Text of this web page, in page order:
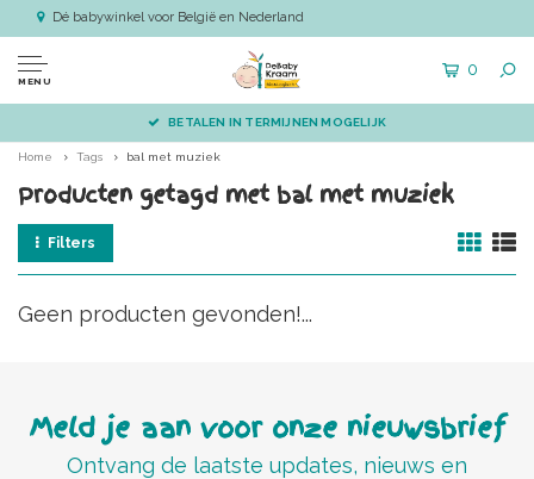
Dé babywinkel voor België en Nederland
MENU
0
BETALEN IN TERMIJNEN MOGELIJK
Home Tags bal met muziek
Producten getagd met bal met muziek
Filters
Geen producten gevonden!...
Meld je aan voor onze nieuwsbrief
Ontvang de laatste updates, nieuws en